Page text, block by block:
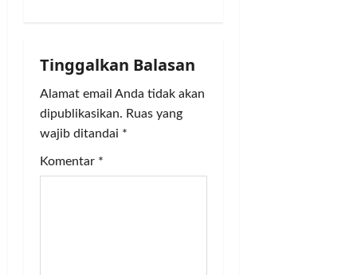
i
o
n
Tinggalkan Balasan
Alamat email Anda tidak akan
dipublikasikan. Ruas yang
wajib ditandai *
Komentar *